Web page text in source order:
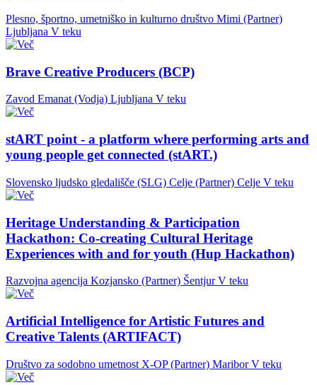
Plesno, športno, umetniško in kulturno društvo Mimi (Partner)
Ljubljana V teku
Brave Creative Producers (BCP)
Zavod Emanat (Vodja) Ljubljana V teku
stART point - a platform where performing arts and
young people get connected (stART.)
Slovensko ljudsko gledališče (SLG) Celje (Partner) Celje V teku
Heritage Understanding & Participation
Hackathon: Co-creating Cultural Heritage
Experiences with and for youth (Hup Hackathon)
Razvojna agencija Kozjansko (Partner) Šentjur V teku
Artificial Intelligence for Artistic Futures and
Creative Talents (ARTIFACT)
Društvo za sodobno umetnost X-OP (Partner) Maribor V teku